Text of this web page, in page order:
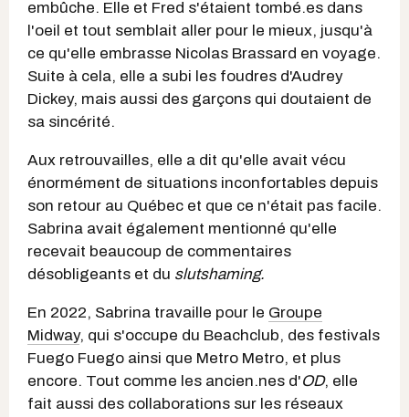
embûche. Elle et Fred s'étaient tombé.es dans
l'oeil et tout semblait aller pour le mieux, jusqu'à
ce qu'elle embrasse Nicolas Brassard en voyage.
Suite à cela, elle a subi les foudres d'Audrey
Dickey, mais aussi des garçons qui doutaient de
sa sincérité.
Aux retrouvailles, elle a dit qu'elle avait vécu
énormément de situations inconfortables depuis
son retour au Québec et que ce n'était pas facile.
Sabrina avait également mentionné qu'elle
recevait beaucoup de commentaires
désobligeants et du slutshaming.
En 2022, Sabrina travaille pour le Groupe
Midway, qui s'occupe du Beachclub, des festivals
Fuego Fuego ainsi que Metro Metro, et plus
encore. Tout comme les ancien.nes d'OD, elle
fait aussi des collaborations sur les réseaux